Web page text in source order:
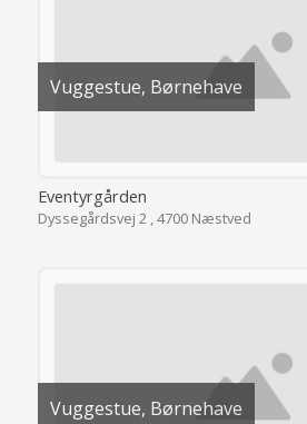
Vuggestue, Børnehave
Eventyrgården
Dyssegårdsvej 2 , 4700 Næstved
Vuggestue, Børnehave